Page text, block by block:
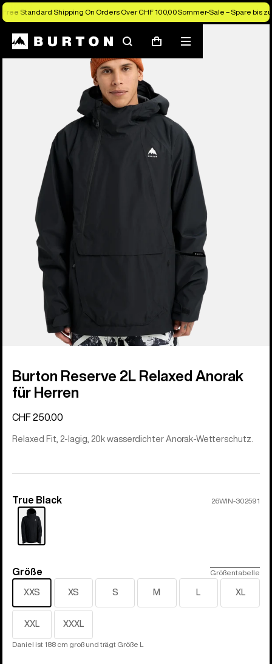
Free Standard Shipping On Orders Over CHF 100,00Sommer-Sale – Spare bis
SuchenWarenkorb
Menü
Die Experten von Burton erklären es dir
Burton Reserve 2L Relaxed Anorak
für Herren
CHF 250.00
Relaxed Fit, 2-lagig, 20k wasserdichter Anorak-Wetterschutz.
Farbe
True Black 26WIN-302591
Größe
Größe Größentabelle
XXS XS S M L XL
XXL XXXL
Daniel ist 188 cm groß und trägt Größe L